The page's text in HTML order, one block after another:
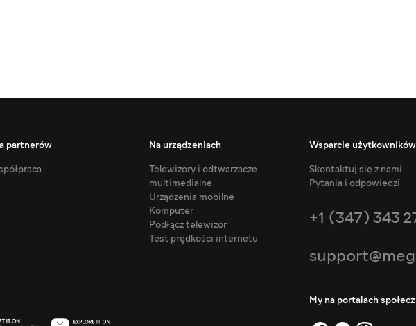
partnerów
Na urządzeniach
Telewizory i odtwarzacze
multimedialne
Urządzenia mobilne
Komputer
Podłącz telewizor
Test prędkości internetu
Wsparcie użytkowników
Skontaktuj się z nami
Pytania i odpowiedzi
+1 (347) 343
My na portalach